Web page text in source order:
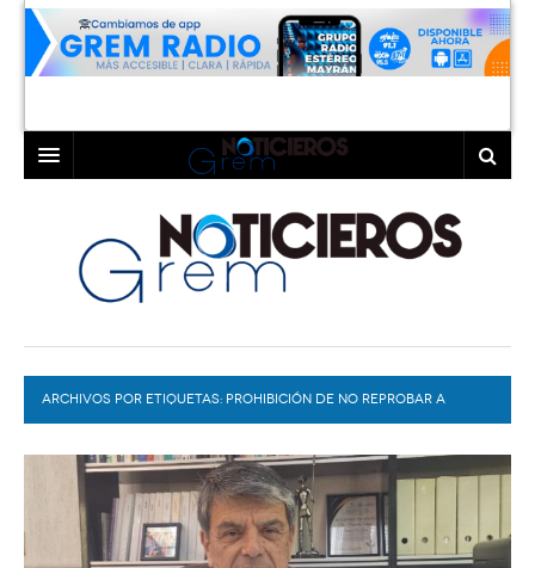
LAGUNA
TORREÓN
GÓMEZ PALACIO
LERDO
COAHUILA
DURANGO
DEPORTES
EL EXACTO
GLOBO
COLABORADORES
PC29
ACTUALIDADES GREM
ARCHIVOS POR ETIQUETAS: PROHIBICIÓN DE NO REPROBAR A